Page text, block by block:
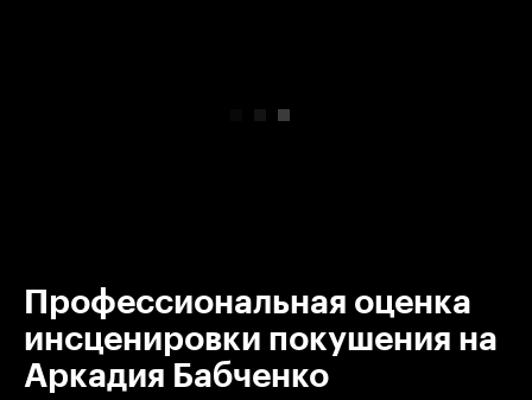
Профессиональная оценка
инсценировки покушения на
Аркадия Бабченко